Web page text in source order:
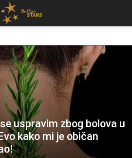
uspravim zbog bolova u
kako mi je običan